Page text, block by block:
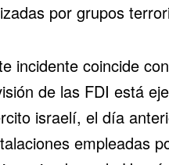
por grupos
incidente coincide
de las FDI está
israelí, el día
empleadas